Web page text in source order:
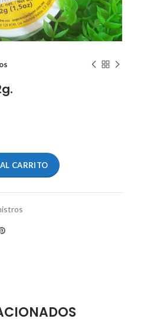
CARRITO